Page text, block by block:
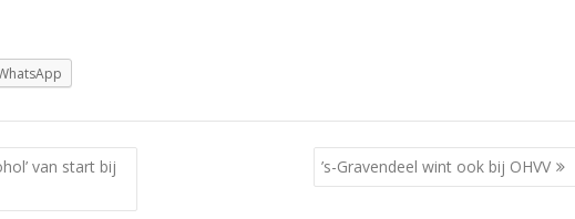
van start bij
’s-Gravendeel wint ook bij OHVV